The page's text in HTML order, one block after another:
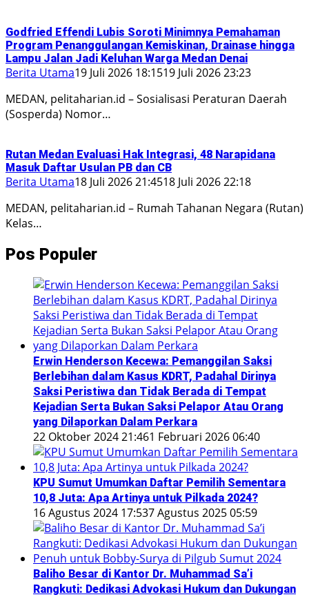
Godfried Effendi Lubis Soroti Minimnya Pemahaman
Program Penanggulangan Kemiskinan, Drainase hingga
Lampu Jalan Jadi Keluhan Warga Medan Denai
Berita Utama19 Juli 2026 18:1519 Juli 2026 23:23
MEDAN, pelitaharian.id – Sosialisasi Peraturan Daerah
(Sosperda) Nomor…
Rutan Medan Evaluasi Hak Integrasi, 48 Narapidana
Masuk Daftar Usulan PB dan CB
Berita Utama18 Juli 2026 21:4518 Juli 2026 22:18
MEDAN, pelitaharian.id – Rumah Tahanan Negara (Rutan)
Kelas…
Pos Populer
Erwin Henderson Kecewa: Pemanggilan Saksi
Berlebihan dalam Kasus KDRT, Padahal Dirinya
Saksi Peristiwa dan Tidak Berada di Tempat
Kejadian Serta Bukan Saksi Pelapor Atau Orang
yang Dilaporkan Dalam Perkara
22 Oktober 2024 21:461 Februari 2026 06:40
KPU Sumut Umumkan Daftar Pemilih Sementara
10,8 Juta: Apa Artinya untuk Pilkada 2024?
16 Agustus 2024 17:537 Agustus 2025 05:59
Baliho Besar di Kantor Dr. Muhammad Sa’i
Rangkuti: Dedikasi Advokasi Hukum dan Dukungan